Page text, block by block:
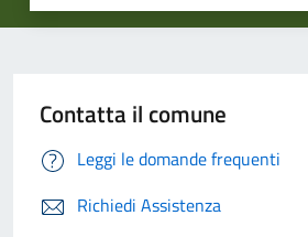
Contatta il comune
Leggi le domande frequenti
Richiedi Assistenza